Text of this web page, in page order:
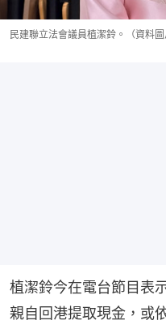
民建聯立法會議員植潔鈴。（資料圖
植潔鈴今在電台節目表
親自回港提取現金，或